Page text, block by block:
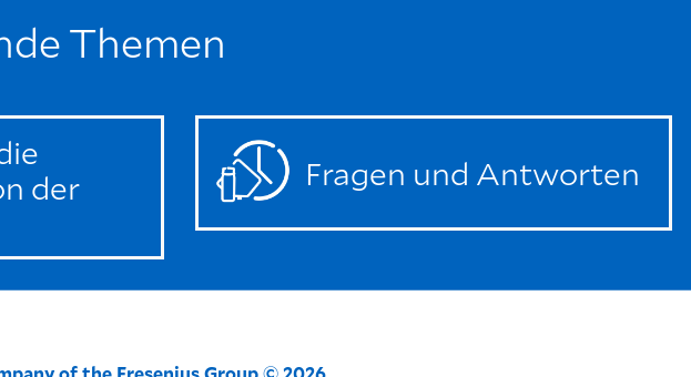
Themen
der
Fragen und Antworten